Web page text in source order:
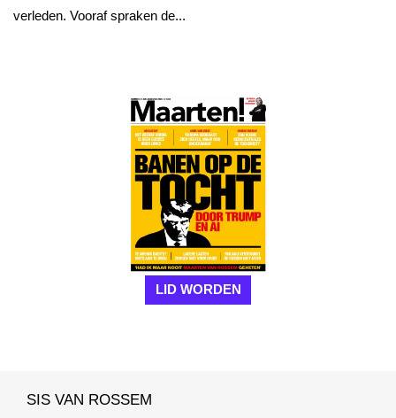
verleden. Vooraf spraken de...
LID WORDEN
SIS VAN ROSSEM